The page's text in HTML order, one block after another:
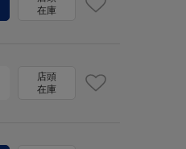
在庫
店頭
在庫